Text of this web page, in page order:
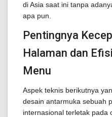
di Asia saat ini tanpa
apa pun.
Pentingnya
Halaman dan
Menu
Aspek teknis berikutnya
desain antarmuka sebuah
internasional terletak pada